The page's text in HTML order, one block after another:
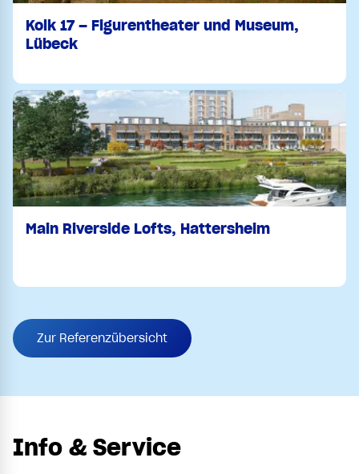
Kolk 17 – Figurentheater und Museum,
Lübeck
Main Riverside Lofts, Hattersheim
Zur Referenzübersicht
Info & Service